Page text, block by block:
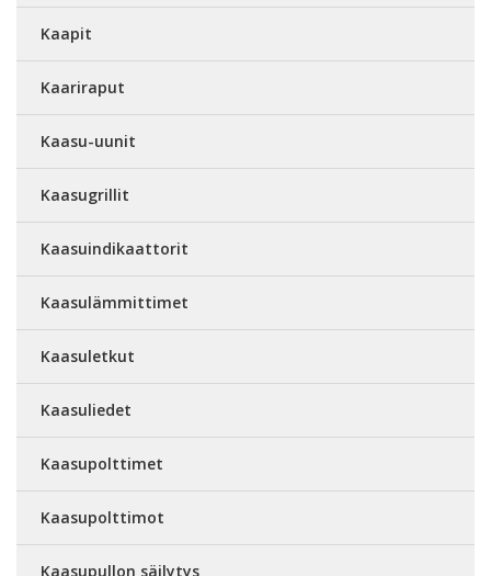
Kaapit
Kaariraput
Kaasu-uunit
Kaasugrillit
Kaasuindikaattorit
Kaasulämmittimet
Kaasuletkut
Kaasuliedet
Kaasupolttimet
Kaasupolttimot
Kaasupullon säilytys